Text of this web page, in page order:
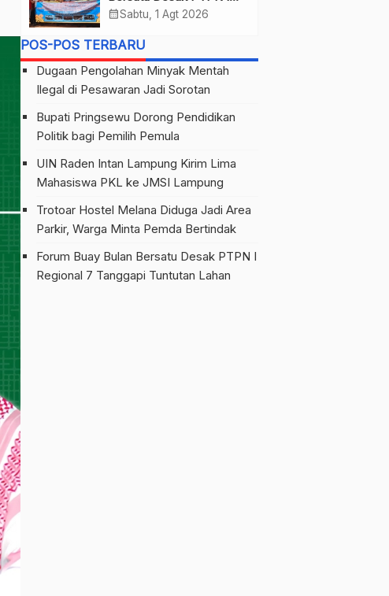
Regional 7 Tanggapi
calendar_monthSabtu, 1 Agt 2026
POS-POS TERBARU
Dugaan Pengolahan Minyak Mentah
Ilegal di Pesawaran Jadi Sorotan
Bupati Pringsewu Dorong Pendidikan
Politik bagi Pemilih Pemula
UIN Raden Intan Lampung Kirim Lima
Mahasiswa PKL ke JMSI Lampung
Trotoar Hostel Melana Diduga Jadi Area
Parkir, Warga Minta Pemda Bertindak
Forum Buay Bulan Bersatu Desak PTPN I
Regional 7 Tanggapi Tuntutan Lahan